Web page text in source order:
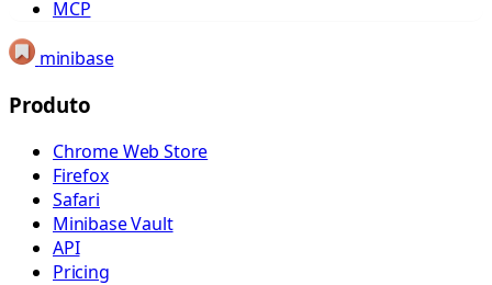
MCP
minibase
Produto
Chrome Web Store
Firefox
Safari
Minibase Vault
API
Pricing